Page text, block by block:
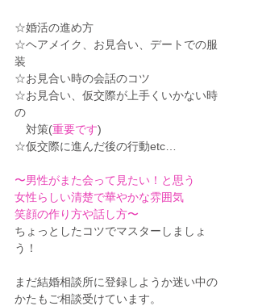
☆婚活の進め方
☆ヘアメイク、お見合い、デートでの服
装
☆お見合い時の会話のコツ
☆お見合い、仮交際が上手くいかない時
の
対策(重要です)
☆仮交際に進んだ後の行動etc…
〜男性がまた会って見たい！と思う
女性らしい清楚で華やかな雰囲気
笑顔の作り方や話し方〜
ちょっとしたコツでマスターしましょ
う！
まだ結婚相談所に登録しようか迷い中の
かたもご相談受けています。